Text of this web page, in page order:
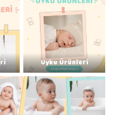
Uyku Ürünleri